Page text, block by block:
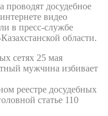
досудебное
видео
в пресс-службе
области.
сетях 25 мая
мужчина избивает
реестре досудебных
статье 110